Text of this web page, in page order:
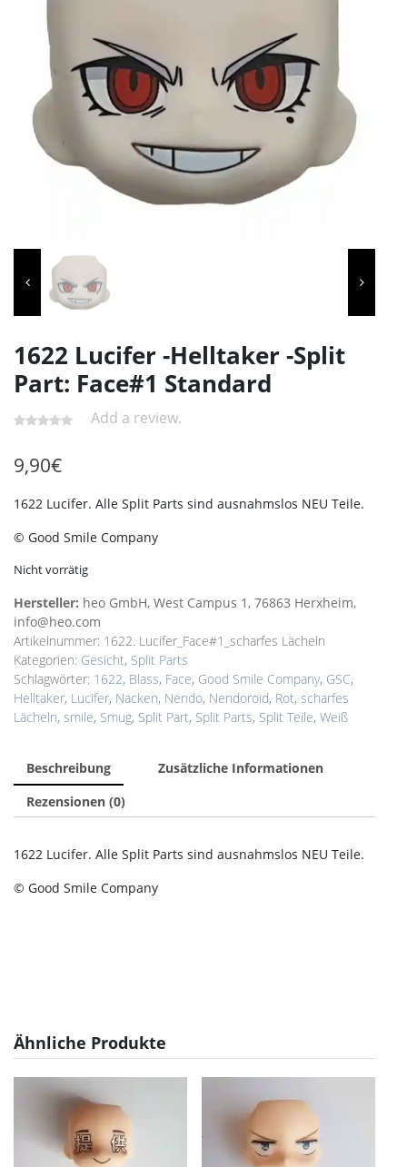
1622 Lucifer -Helltaker -Split
Part: Face#1 Standard
Add a review.
9,90€
1622 Lucifer. Alle Split Parts sind ausnahmslos NEU Teile.
© Good Smile Company
Nicht vorrätig
Hersteller: heo GmbH, West Campus 1, 76863 Herxheim,
info@heo.com
Artikelnummer: 1622. Lucifer_Face#1_scharfes Lächeln
Kategorien: Gesicht, Split Parts
Schlagwörter: 1622, Blass, Face, Good Smile Company, GSC,
Helltaker, Lucifer, Nacken, Nendo, Nendoroid, Rot, scharfes
Lächeln, smile, Smug, Split Part, Split Parts, Split Teile, Weiß
Beschreibung
Zusätzliche Informationen
Rezensionen (0)
1622 Lucifer. Alle Split Parts sind ausnahmslos NEU Teile.
© Good Smile Company
Ähnliche Produkte